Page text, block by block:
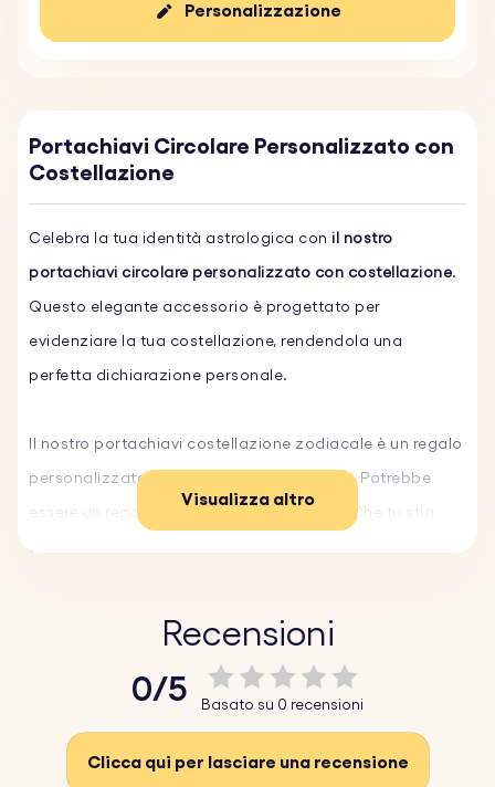
Personalizzazione
Portachiavi Circolare Personalizzato con
Costellazione
Celebra la tua identità astrologica con il nostro
portachiavi circolare personalizzato con costellazione.
Questo elegante accessorio è progettato per
evidenziare la tua costellazione, rendendola una
perfetta dichiarazione personale.
Il nostro portachiavi costellazione zodiacale è un regalo
personalizzato ideale per ogni occasione. Potrebbe
essere un regalo di compleanno perfetto. Che tu stia
festeggiando un compleanno, un anniversario o
accessorio unico che si fa notare. La combinazione
della costellazione stellata e dell'incisione scelta lo
Visualizza altro
Recensioni
0/5 Basato su 0 recensioni
Clicca qui per lasciare una recensione